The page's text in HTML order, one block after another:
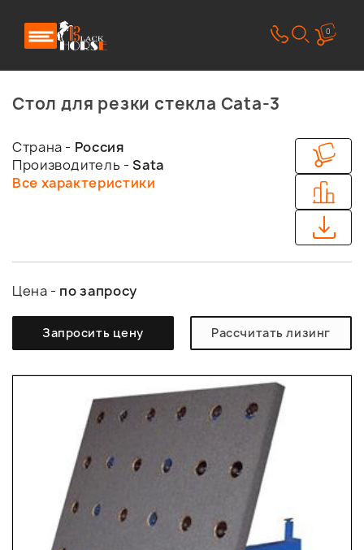
0
Стол для резки стекла Cata-3
Страна - Россия
Производитель -Sata
Все характеристики
Цена - по запросу
Запросить цену Рассчитать лизинг